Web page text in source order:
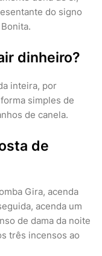
do signo
dinheiro?
inteira, por
simples de
de canela.
de
Gira, acenda
acenda um
de dama da noite
três incensos ao